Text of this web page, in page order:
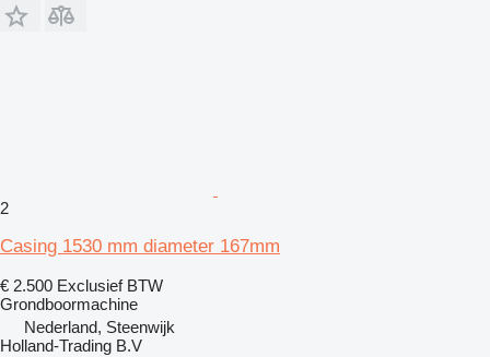
2
Casing 1530 mm diameter 167mm
€ 2.500 Exclusief BTW
Grondboormachine
Nederland, Steenwijk
Holland-Trading B.V